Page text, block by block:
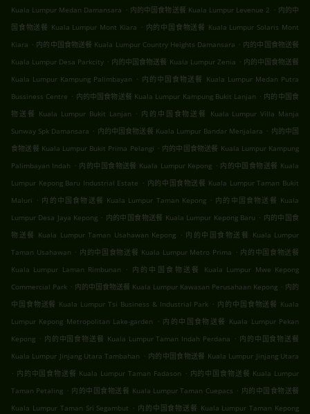
Kuala Lumpur Medan Damansara . 内的中国食物送餐 Kuala Lumpur Levenue 2 . 内的中
国食物送餐 Kuala Lumpur Mont Kiara . 内的中国食物送餐 Kuala Lumpur Solaris Mont
Kiara . 内的中国食物送餐 Kuala Lumpur Country Heights Damansara . 内的中国食物送餐
Kuala Lumpur Desa Parkcity . 内的中国食物送餐 Kuala Lumpur Zenia . 内的中国食物送餐
Kuala Lumpur Kampung Palimbayan . 内的中国食物送餐 Kuala Lumpur Medan Putra
Bussiness Centre . 内的中国食物送餐 Kuala Lumpur Kampung Bukit Lanjan . 内的中国食
物送餐 Kuala Lumpur Bukit Lanjan . 内的中国食物送餐 Kuala Lumpur Villa Manja
Sunway Spk Damansara . 内的中国食物送餐 Kuala Lumpur Bandar Menjalara . 内的中国
食物送餐 Kuala Lumpur Bukit Prima Pelangi . 内的中国食物送餐 Kuala Lumpur Kampung
Palimbayan Indah . 内的中国食物送餐 Kuala Lumpur Kepong . 内的中国食物送餐 Kuala
Lumpur Kepong Baru Industrial Estate . 内的中国食物送餐 Kuala Lumpur Taman Bukit
Maluri . 内的中国食物送餐 Kuala Lumpur Taman Kepong . 内的中国食物送餐 Kuala
Lumpur Desa Jaya Kepong . 内的中国食物送餐 Kuala Lumpur Kepong Baru . 内的中国食
物送餐 Kuala Lumpur Taman Usahawan Kepong . 内的中国食物送餐 Kuala Lumpur
Taman Usahawan . 内的中国食物送餐 Kuala Lumpur Metro Prima . 内的中国食物送餐
Kuala Lumpur Laman Rimbunan
. 内的中国食物送餐 Kuala Lumpur Mwe Kepong
Commercial Park . 内的中国食物送餐 Kuala Lumpur Kawasan Perusahaan Kepong . 内的
中国食物送餐 Kuala Lumpur Tsi Business & Industrial Park . 内的中国食物送餐 Kuala
Lumpur Kepong Metropolitan Lake-garden
. 内的中国食物送餐 Kuala Lumpur Pekan
Kepong . 内的中国食物送餐 Kuala Lumpur Taman Indah Perdana . 内的中国食物送餐
Kuala Lumpur Jinjang Utara Tambahan . 内的中国食物送餐 Kuala Lumpur Jinjang Utara
. 内的中国食物送餐 Kuala Lumpur Taman Fadason . 内的中国食物送餐 Kuala Lumpur
Taman Petaling . 内的中国食物送餐 Kuala Lumpur Taman Cuepacs . 内的中国食物送餐
Kuala Lumpur Taman Sri Segambut . 内的中国食物送餐 Kuala Lumpur Taman Kepong